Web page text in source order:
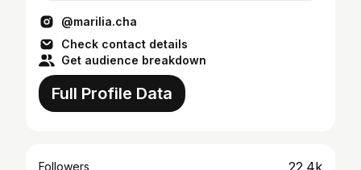
@marilia.cha
Check contact details
Get audience breakdown
Full Profile Data
Followers 22.4k